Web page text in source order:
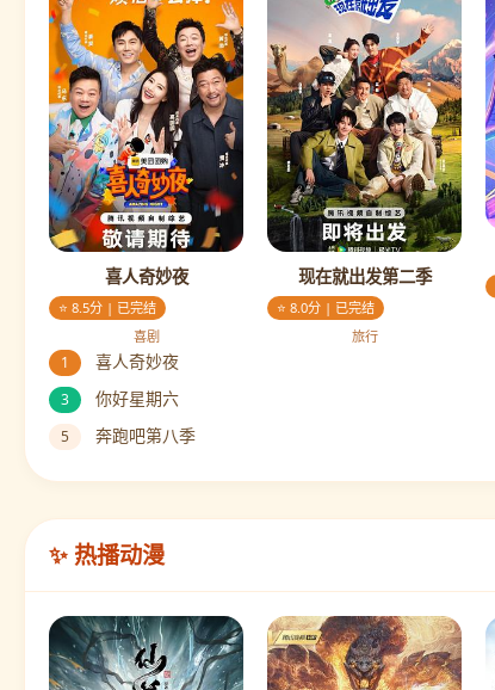
喜人奇妙夜
⭐ 8.5分 | 已完结
喜剧
现在就出发第二季
⭐ 8.0分 | 已完结
旅行
1 喜人奇妙夜
3 你好星期六
5 奔跑吧第八季
✨ 热播动漫